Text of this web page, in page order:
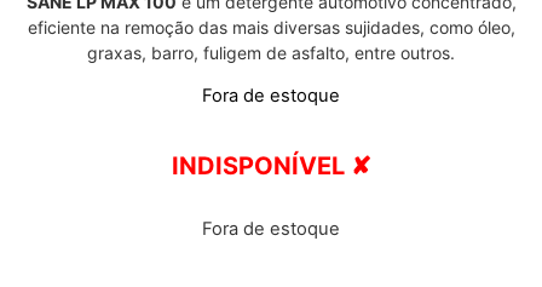
eficiente na remoção das mais diversas sujidades, como óleo,
graxas, barro, fuligem de asfalto, entre outros.
Fora de estoque
INDISPONÍVEL ✘
Fora de estoque